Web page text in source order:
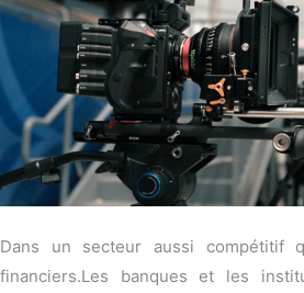
Dans un secteur aussi compétitif
financiers.Les banques et les